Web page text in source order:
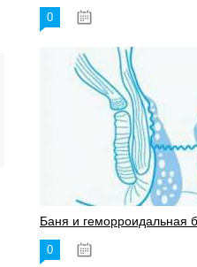
0
Баня и геморроидальная
0